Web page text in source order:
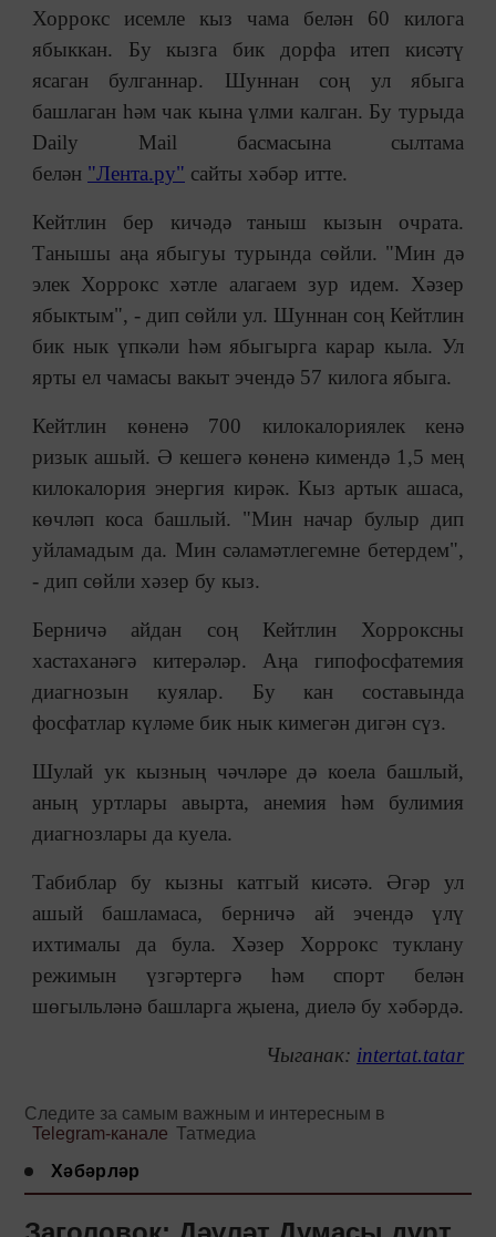
Хоррокс исемле кыз чама белән 60 килога
ябыккан. Бу кызга бик дорфа итеп кисәтү
ясаган булганнар. Шуннан соң ул ябыга
башлаган һәм чак кына үлми калган. Бу турыда
Daily Mail басмасына сылтама
белән "Лента.ру" сайты хәбәр итте.
Кейтлин бер кичәдә таныш кызын очрата.
Танышы аңа ябыгуы турында сөйли. "Мин дә
элек Хоррокс хәтле алагаем зур идем. Хәзер
ябыктым", - дип сөйли ул. Шуннан соң Кейтлин
бик нык үпкәли һәм ябыгырга карар кыла. Ул
ярты ел чамасы вакыт эчендә 57 килога ябыга.
Кейтлин көненә 700 килокалориялек кенә
ризык ашый. Ә кешегә көненә кимендә 1,5 мең
килокалория энергия кирәк. Кыз артык ашаса,
көчләп коса башлый. "Мин начар булыр дип
уйламадым да. Мин сәламәтлегемне бетердем",
- дип сөйли хәзер бу кыз.
Берничә айдан соң Кейтлин Хорроксны
хастаханәгә китерәләр. Аңа гипофосфатемия
диагнозын куялар. Бу кан составында
фосфатлар күләме бик нык кимегән дигән сүз.
Шулай ук кызның чәчләре дә коела башлый,
аның уртлары авырта, анемия һәм булимия
диагнозлары да куела.
Табиблар бу кызны катгый кисәтә. Әгәр ул
ашый башламаса, берничә ай эчендә үлү
ихтималы да була. Хәзер Хоррокс туклану
режимын үзгәртергә һәм спорт белән
шөгыльләнә башларга җыена, диелә бу хәбәрдә.
Чыганак: intertat.tatar
Следите за самым важным и интересным в
Telegram-канале Татмедиа
Хәбәрләр